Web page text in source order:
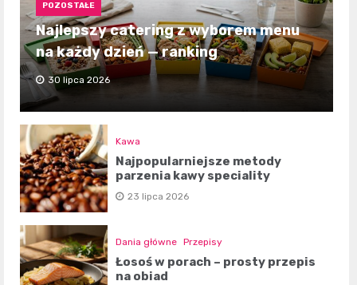
POZOSTAŁE
Najlepszy catering z wyborem menu
na każdy dzień — ranking
30 lipca 2026
Kawa
Najpopularniejsze metody
parzenia kawy speciality
23 lipca 2026
Dania główne Przepisy
Łosoś w porach – prosty przepis
na obiad